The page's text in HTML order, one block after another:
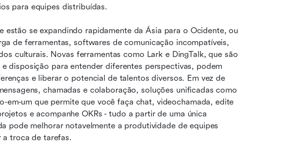
para equipes distribuídas.
estão se expandindo rapidamente da Ásia para o Ocidente, ou
de ferramentas, softwares de comunicação incompatíveis,
culturais. Novas ferramentas como Lark e DingTalk, que são
disposição para entender diferentes perspectivas, podem
e liberar o potencial de talentos diversos. Em vez de
chamadas e colaboração, soluções unificadas como
em-um que permite que você faça chat, videochamada, edite
e acompanhe OKRs - tudo a partir de uma única
pode melhorar notavelmente a produtividade de equipes
a troca de tarefas.